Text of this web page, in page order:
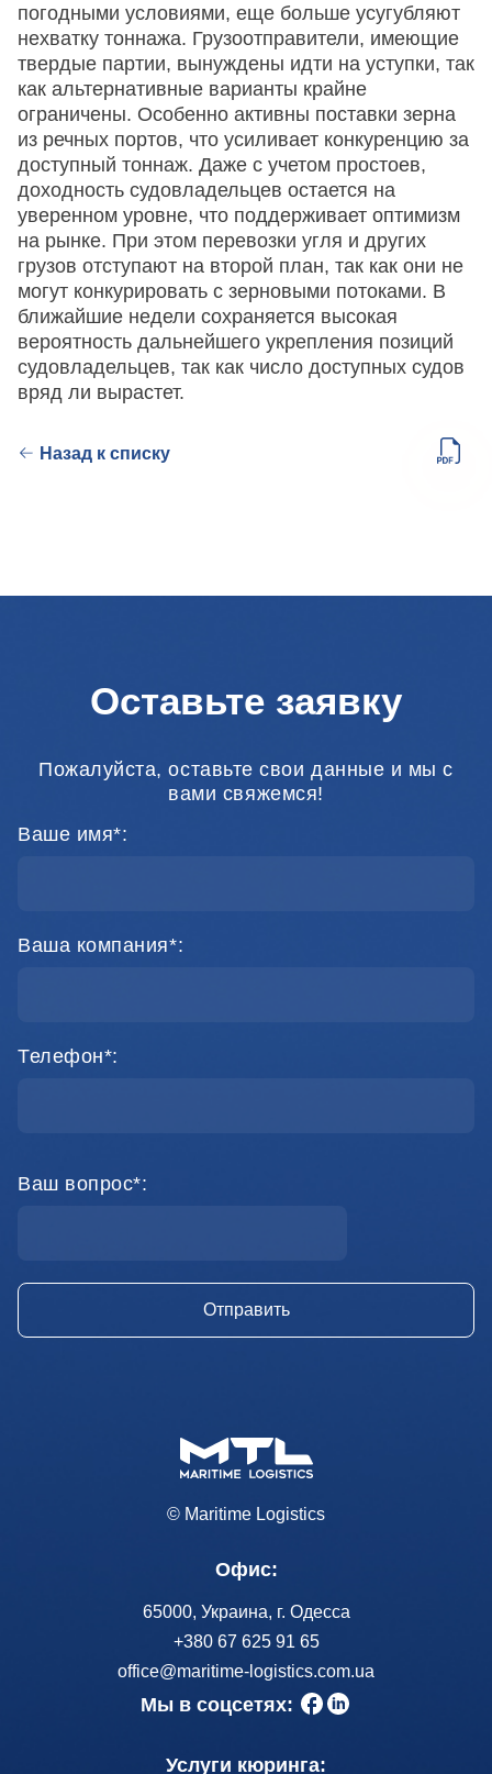
погодными условиями, еще больше усугубляют
нехватку тоннажа. Грузоотправители, имеющие
твердые партии, вынуждены идти на уступки, так
как альтернативные варианты крайне
ограничены. Особенно активны поставки зерна
из речных портов, что усиливает конкуренцию за
доступный тоннаж. Даже с учетом простоев,
доходность судовладельцев остается на
уверенном уровне, что поддерживает оптимизм
на рынке. При этом перевозки угля и других
грузов отступают на второй план, так как они не
могут конкурировать с зерновыми потоками. В
ближайшие недели сохраняется высокая
вероятность дальнейшего укрепления позиций
судовладельцев, так как число доступных судов
вряд ли вырастет.
Назад к списку
Оставьте заявку
Пожалуйста, оставьте свои данные и мы с
вами свяжемся!
Ваше имя*:
Ваша компания*:
Телефон*:
Ваш вопрос*:
© Maritime Logistics
Офис:
65000, Украина, г. Одесса
+380 67 625 91 65
office@maritime-logistics.com.ua
Мы в соцсетях:
Услуги кюринга: